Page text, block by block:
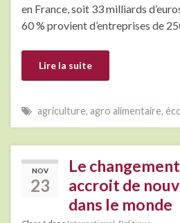
en France, soit 33 milliards
60 % provient d’entreprises de
Lire la suite
agriculture, agro alimentaire,
NOV
23
Le
accroit de
dans le monde